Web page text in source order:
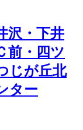
沢・下井
前・四ツ
じが丘北
ター